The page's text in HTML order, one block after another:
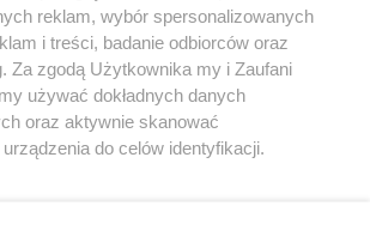
reklam, wybór spersonalizowanych
i treści, badanie odbiorców oraz
Za zgodą Użytkownika my i Zaufani
używać dokładnych danych
oraz aktywnie skanować
do celów identyfikacji.